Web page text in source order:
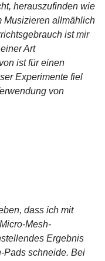
herauszufinden wie
Musizieren allmählich
ist mir
Art
ist für einen
Experimente fiel
von
dass ich mit
Mesh-
Ergebnis
Pads schneide. Bei